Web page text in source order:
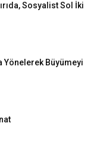
Sosyalist Sol İki
Yönelerek Büyümeyi